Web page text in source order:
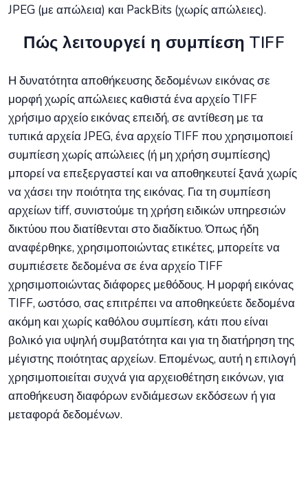
JPEG (με απώλεια) και PackBits (χωρίς απώλειες).
Πώς λειτουργεί η συμπίεση TIFF
Η δυνατότητα αποθήκευσης δεδομένων εικόνας σε
μορφή χωρίς απώλειες καθιστά ένα αρχείο TIFF
χρήσιμο αρχείο εικόνας επειδή, σε αντίθεση με τα
τυπικά αρχεία JPEG, ένα αρχείο TIFF που χρησιμοποιεί
συμπίεση χωρίς απώλειες (ή μη χρήση συμπίεσης)
μπορεί να επεξεργαστεί και να αποθηκευτεί ξανά χωρίς
να χάσει την ποιότητα της εικόνας. Για τη συμπίεση
αρχείων tiff, συνιστούμε τη χρήση ειδικών υπηρεσιών
δικτύου που διατίθενται στο διαδίκτυο. Όπως ήδη
αναφέρθηκε, χρησιμοποιώντας ετικέτες, μπορείτε να
συμπιέσετε δεδομένα σε ένα αρχείο TIFF
χρησιμοποιώντας διάφορες μεθόδους. Η μορφή εικόνας
TIFF, ωστόσο, σας επιτρέπει να αποθηκεύετε δεδομένα
ακόμη και χωρίς καθόλου συμπίεση, κάτι που είναι
βολικό για υψηλή συμβατότητα και για τη διατήρηση της
μέγιστης ποιότητας αρχείων. Επομένως, αυτή η επιλογή
χρησιμοποιείται συχνά για αρχειοθέτηση εικόνων, για
αποθήκευση διαφόρων ενδιάμεσων εκδόσεων ή για
μεταφορά δεδομένων.